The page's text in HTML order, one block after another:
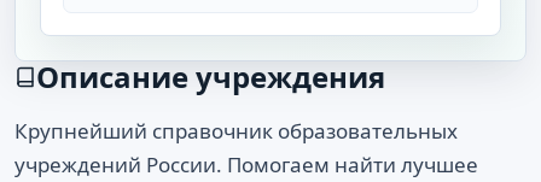
Описание учреждения
Крупнейший справочник образовательных
учреждений России. Помогаем найти лучшее